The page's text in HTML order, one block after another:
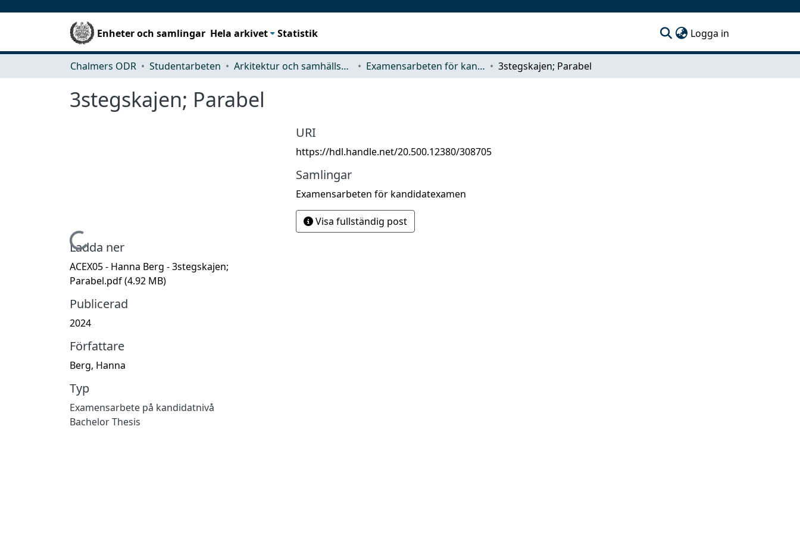
Enheter och samlingar Hela arkivet Statistik Logga in
Chalmers ODR Studentarbeten Arkitektur och samhällsbyggnadsteknik (ACE) Examensarbeten för kandidatexamen 3stegskajen; Parabel
3stegskajen; Parabel
Hämtar...
Ladda ner
ACEX05 - Hanna Berg - 3stegskajen;
Parabel.pdf(4.92 MB)
Publicerad
2024
Författare
Berg, Hanna
Typ
Examensarbete på kandidatnivå
Bachelor Thesis
URI
https://hdl.handle.net/20.500.12380/308705
Samlingar
Examensarbeten för kandidatexamen
Visa fullständig post